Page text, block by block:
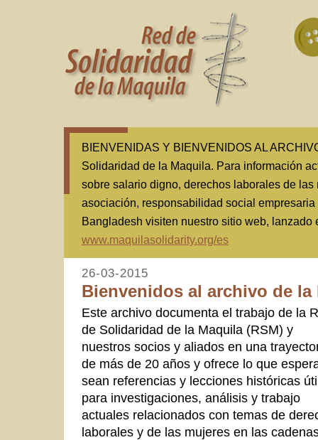
BIENVENIDAS Y BIENVENIDOS AL
Solidaridad de la Maquila. Para información
sobre salario digno, derechos laborales de las
asociación, responsabilidad social
Bangladesh visiten nuestro sitio web, lanzado
www.maquilasolidarity.org/es
26-03-2015
Bienvenidos al archivo de la
Este archivo documenta el trabajo de la
de Solidaridad de la Maquila (RSM) y
nuestros socios y aliados en una
de más de 20 años y ofrece lo que
sean referencias y lecciones históricas
para investigaciones, análisis y trabajo
actuales relacionados con temas de
laborales y de las mujeres en las